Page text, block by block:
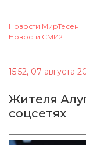
Новости МирТесен
Новости СМИ2
15:52, 07 августа
Жителя
соцсетях